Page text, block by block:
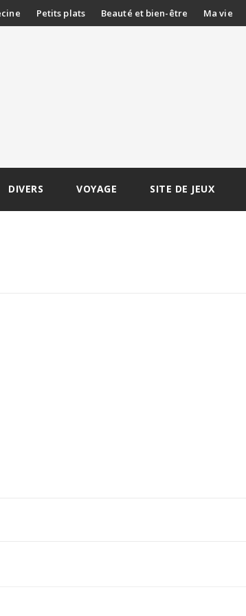
Petits plats Beauté et bien-être Ma vie
DIVERS VOYAGE SITE DE JEUX